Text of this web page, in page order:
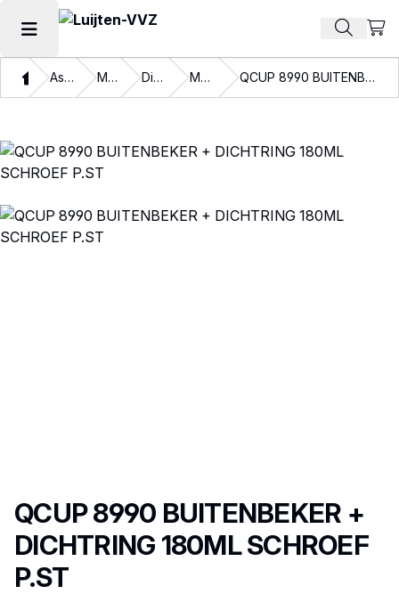
Hoofdmenu openen Zoek
ThuisAssortiment Materialen Disposables Mengbekers QCUP 8990 BUITENBEKER + DICHTRING 180ML SCHROEF P.ST
Productnaam
QCUP 8990 BUITENBEKER +
DICHTRING 180ML SCHROEF
P.ST